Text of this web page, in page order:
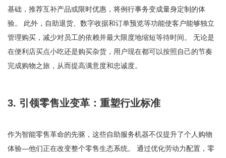
基础，推荐互补产品或限时优惠，将例行事务变成量身定制的体
验。 此外，自助退货、数字收据和订单预览等功能使客户能够独立
管理购买，减少对员工的依赖并最大限度地缩短等待时间。 无论是
在便利店买点小吃还是购买杂货，用户现在都可以按照自己的节奏
完成购物之旅，从而提高满意度和忠诚度。
3. 引领零售业变革：重塑行业标准
作为智能零售革命的先驱，这些自助服务机器不仅提升了个人购物
体验—他们正在改变整个零售生态系统。 通过优化劳动力配置，零